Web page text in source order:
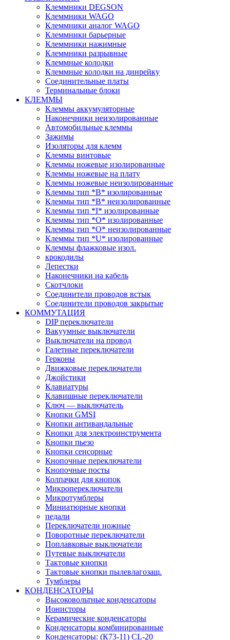
Клеммники DEGSON
Клеммники WAGO
Клеммники аналог WAGO
Клеммники барьерные
Клеммники нажимные
Клеммники разрывные
Клеммные колодки
Клеммные колодки на динрейку
Соединительные платы
Терминальные блоки
КЛЕММЫ
Клеммы аккумуляторные
Наконечники неизолированные
Автомобильные клеммы
Зажимы
Изоляторы для клемм
Клеммы винтовые
Клеммы ножевые изолированные
Клеммы ножевые на плату
Клеммы ножевые неизолированные
Клеммы тип *B* изолированные
Клеммы тип *B* неизолированные
Клеммы тип *I* изолированные
Клеммы тип *O* изолированные
Клеммы тип *O* неизолированные
Клеммы тип *U* изолированные
Клеммы флажковые изол.
крокодилы
Лепестки
Наконечники на кабель
Скотчлоки
Соединители проводов встык
Соединители проводов закрытые
КОММУТАЦИЯ
DIP переключатели
Вакуумные выключатели
Выключатели на провод
Галетные переключатели
Герконы
Движковые переключатели
Джойстики
Клавиатуры
Клавишные переключатели
Ключ — выключатель
Кнопки GMSI
Кнопки антивандальные
Кнопки для электроинструмента
Кнопки пьезо
Кнопки сенсорные
Кнопочные переключатели
Кнопочные посты
Колпачки для кнопок
Микропереключатели
Микротумблеры
Миниатюрные кнопки
педали
Переключатели ножные
Поворотные переключатели
Поплавковые выключатели
Путевые выключатели
Тактовые кнопки
Тактовые кнопки пылевлагозащ.
Тумблеры
КОНДЕНСАТОРЫ
Высоковольтные конденсаторы
Ионисторы
Керамические конденсаторы
Конденсаторы комбинированные
Конденсаторы: (К73-11) CL-20